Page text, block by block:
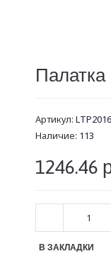
Палатка
Артикул:
Наличие: 113
1246.46
В ЗАКЛАДКИ